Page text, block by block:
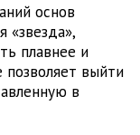
основ
«звезда»,
плавнее и
выйти
в